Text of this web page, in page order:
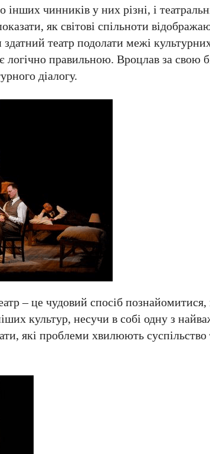
інших чинників у них різні, і
як світові спільноти
театр подолати межі
логічно правильною. Вроцлав за свою
діалогу.
– це чудовий спосіб
культур, несучи в собі одну з
які проблеми хвилюють суспільство